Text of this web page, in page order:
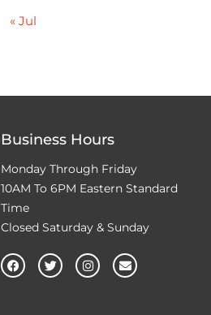
« Jul
Business Hours
Monday Through Friday
10AM To 6PM Eastern Standard
Time
Closed Saturday & Sunday